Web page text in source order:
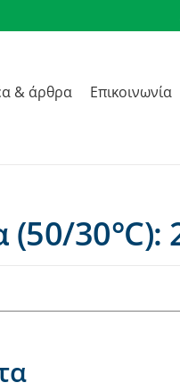
& άρθρα Επικοινωνία
30°C):